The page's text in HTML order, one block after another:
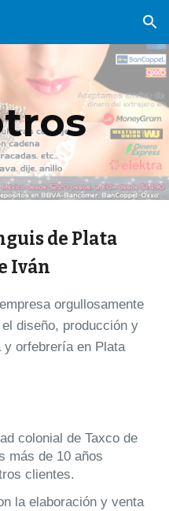
Skip to navigation
de Plata
Iván
orgullosamente
diseño, producción y
orfebrería en Plata
colonial de Taxco de
más de 10 años
clientes.
la elaboración y venta